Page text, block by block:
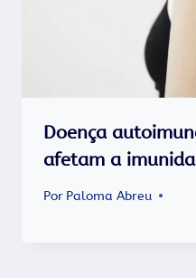
Doença
afetam a
Por Paloma Abreu